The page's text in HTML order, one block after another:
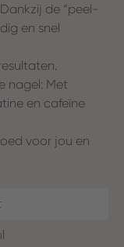
de “peel-
en snel
nagel: Met
en cafeïne
voor jou en